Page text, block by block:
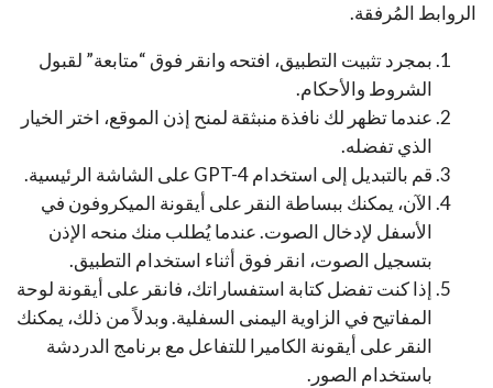
الروابط المُرفقة.
بمجرد تثبيت التطبيق، افتحه وانقر فوق “متابعة” لقبول
الشروط والأحكام.
عندما تظهر لك نافذة منبثقة لمنح إذن الموقع، اختر الخيار
الذي تفضله.
قم بالتبديل إلى استخدام GPT-4 على الشاشة الرئيسية.
الآن، يمكنك ببساطة النقر على أيقونة الميكروفون في
الأسفل لإدخال الصوت. عندما يُطلب منك منحه الإذن
بتسجيل الصوت، انقر فوق أثناء استخدام التطبيق.
إذا كنت تفضل كتابة استفساراتك، فانقر على أيقونة لوحة
المفاتيح في الزاوية اليمنى السفلية. وبدلاً من ذلك، يمكنك
النقر على أيقونة الكاميرا للتفاعل مع برنامج الدردشة
باستخدام الصور.